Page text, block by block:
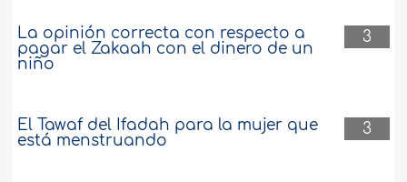
3
La opinión correcta con respecto a
pagar el Zakaah con el dinero de un
niño
3
El Tawaf del Ifadah para la mujer que
está menstruando